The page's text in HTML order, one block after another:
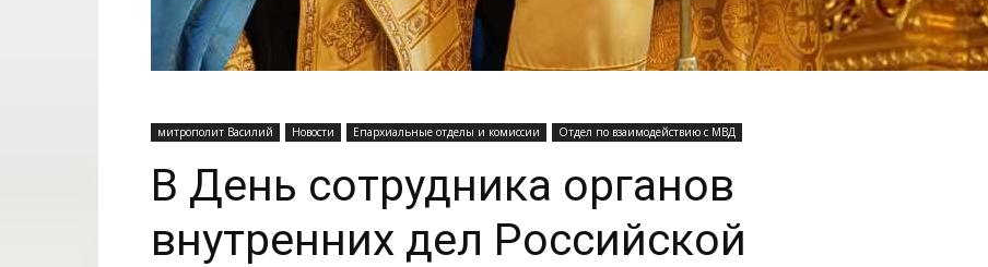
митрополит Василий Новости Епархиальные отделы и комиссии Отдел по взаимодействию с МВД
В День сотрудника органов
внутренних дел Российской